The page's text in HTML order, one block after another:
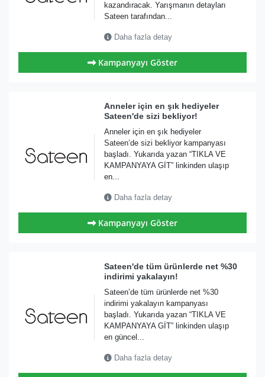
kazandıracak. Yarışmanın detayları
Sateen tarafından...
Daha fazla detay
Kampanyayı Göster
Anneler için en şık hediyeler
Sateen'de sizi bekliyor!
Anneler için en şık hediyeler
Sateen’de sizi bekliyor kampanyası
başladı. Yukarıda yazan “TIKLA VE
KAMPANYAYA GİT” linkinden ulaşıp
en...
Daha fazla detay
Kampanyayı Göster
Sateen'de tüm ürünlerde net %30
indirimi yakalayın!
Sateen’de tüm ürünlerde net %30
indirimi yakalayın kampanyası
başladı. Yukarıda yazan “TIKLA VE
KAMPANYAYA GİT” linkinden ulaşıp
en güncel...
Daha fazla detay